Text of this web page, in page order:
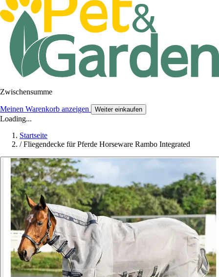
Zwischensumme
Meinen Warenkorb anzeigen Weiter einkaufen
Loading...
Startseite
/ Fliegendecke für Pferde Horseware Rambo Integrated